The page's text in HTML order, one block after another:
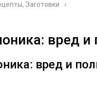
Заготовки
вред и
вред и